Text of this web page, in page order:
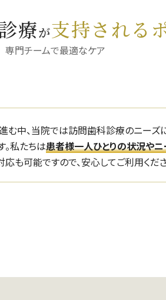
療が支持される
専門チームで最適なケア
む中、当院では訪問歯科診療のニーズ
私たちは患者様一人ひとりの状況や
も可能ですので、安心してご利用くださ